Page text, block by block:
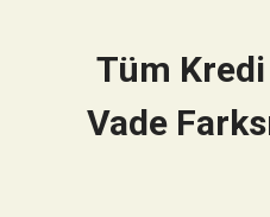
Tüm
Vade